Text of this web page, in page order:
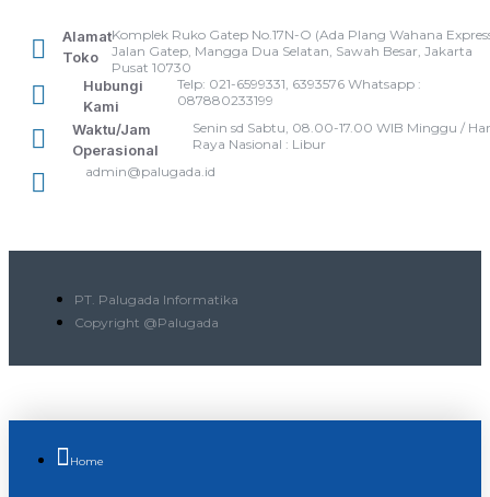
Alamat
Toko
Komplek Ruko Gatep No.17N-O (Ada Plang Wahana
Jalan Gatep, Mangga Dua Selatan, Sawah Besar, Jakarta
Pusat 10730
Hubungi
Kami
Telp: 021-6599331, 6393576 Whatsapp :
087880233199
Waktu/Jam
Operasional
Senin sd Sabtu, 08.00-17.00 WIB Minggu /
Raya Nasional : Libur
admin@palugada.id
PT. Palugada Informatika
Copyright @Palugada
Home